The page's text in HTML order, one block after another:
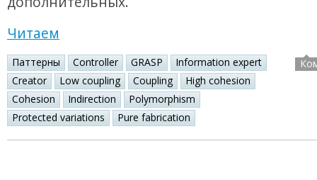
Читаем
Паттерны Controller GRASP
Information expert
Creator
Low coupling Coupling
High cohesion
Cohesion
Indirection
Polymorphism
Protected variations
Pure fabrication